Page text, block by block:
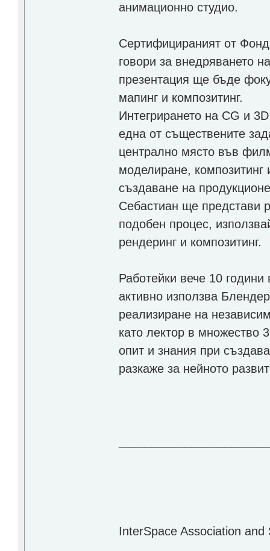
анимационно студио.
Сертифицираният от
говори за внедряването
презентация ще бъде
мапинг и композитинг.
Интегрирането на CG и
една от съществените
централно място във
моделиране, композитинг
създаване на
Себастиан ще представи
подобен процес,
рендеринг и композитинг.
Работейки вече 10
активно използва
реализиране на
като лектор в множество
опит и знания при
разкаже за нейното
InterSpace Association